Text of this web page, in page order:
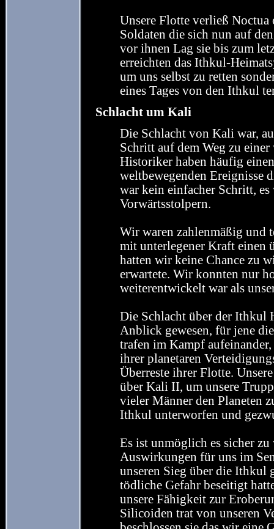
Unsere Flotte verließ Noctua
Soldaten die sich nun auf
vor ihnen Lag sie bis zum
erreichten das Ithkul-
um uns selbst zu retten
eines Tages von den Ithkul
Schlacht um Kali
Die Schlacht von Kali war,
Schritt auf dem Weg zu
Historiker haben häufig
weltbewegenden Ereignisse
war kein einfacher Schritt,
Vorwärtsstolpern.
Wir waren zahlenmäßig und
mit unterlegener Kraft einen
hatten wir keine Chance zu
erwartete. Wir konnten nur
weiterentwickelt war als
Die Schlacht über der Ithkul
Anblick gewesen, für jene
trafen im Kampf aufeinander,
ihrer planetaren
Überreste ihrer Flotte.
über Kali II, um unsere
vieler Männer den Planeten
Ithkul unterworfen und
Es ist unmöglich es sicher
Auswirkungen für uns im
unseren Sieg über die Ithkul
tödliche Gefahr beseitigt
unsere Fähigkeit zur
Silicoiden trat von unseren